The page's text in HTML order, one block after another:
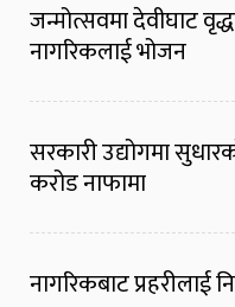
जन्मोत्सवमा देवीघाट
नागरिकलाई भोजन
सरकारी उद्योगमा
करोड नाफामा
नागरिकबाट प्रहरीलाई